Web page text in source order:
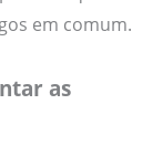
em comum.
as